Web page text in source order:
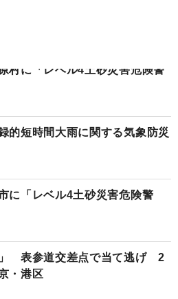
村に「レベル4土砂災害危険警
的短時間大雨に関する気象防災
に「レベル4土砂災害危険警
」 表参道交差点で当て逃げ 2
・港区